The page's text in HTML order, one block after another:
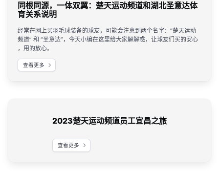
同根同源，一体双翼：楚天运动频道和湖北圣意达体
育关系说明
经常在网上买羽毛球装备的球友，可能会注意到两个名字：“楚天运动
频道” 和 “圣意达”，今天小编在这里给大家解解惑，让球友们买的安心
，用的放心。
查看更多
2023楚天运动频道员工宜昌之旅
查看更多